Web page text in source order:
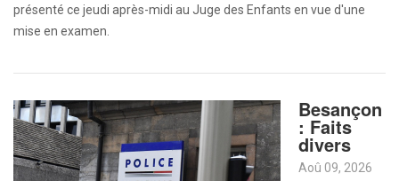
présenté ce jeudi après-midi au Juge des Enfants en vue d'une
mise en examen.
Besançon
: Faits
divers
Aoû 09, 2026